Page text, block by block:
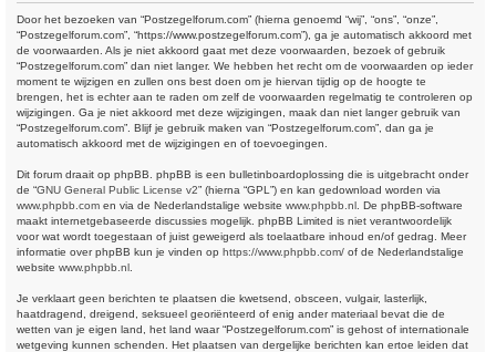
Door het bezoeken van “Postzegelforum.com” (hierna genoemd “wij”, “ons”, “onze”,
“Postzegelforum.com”, “https://www.postzegelforum.com”), ga je automatisch akkoord met
de voorwaarden. Als je niet akkoord gaat met deze voorwaarden, bezoek of gebruik
“Postzegelforum.com” dan niet langer. We hebben het recht om de voorwaarden op ieder
moment te wijzigen en zullen ons best doen om je hiervan tijdig op de hoogte te
brengen, het is echter aan te raden om zelf de voorwaarden regelmatig te controleren op
wijzigingen. Ga je niet akkoord met deze wijzigingen, maak dan niet langer gebruik van
“Postzegelforum.com”. Blijf je gebruik maken van “Postzegelforum.com”, dan ga je
automatisch akkoord met de wijzigingen en of toevoegingen.
Dit forum draait op phpBB. phpBB is een bulletinboardoplossing die is uitgebracht onder
de “GNU General Public License v2” (hierna “GPL”) en kan gedownload worden via
www.phpbb.com en via de Nederlandstalige website www.phpbb.nl . De phpBB-software
maakt internetgebaseerde discussies mogelijk. phpBB Limited is niet verantwoordelijk
voor wat wordt toegestaan of juist geweigerd als toelaatbare inhoud en/of gedrag. Meer
informatie over phpBB kun je vinden op https://www.phpbb.com/ of de Nederlandstalige
website www.phpbb.nl
Je verklaart geen berichten te plaatsen die kwetsend, obsceen, vulgair, lasterlijk,
haatdragend, dreigend, seksueel georiënteerd of enig ander materiaal bevat die de
wetten van je eigen land, het land waar “Postzegelforum.com” is gehost of internationale
wetgeving kunnen schenden. Het plaatsen van dergelijke berichten kan ertoe leiden dat